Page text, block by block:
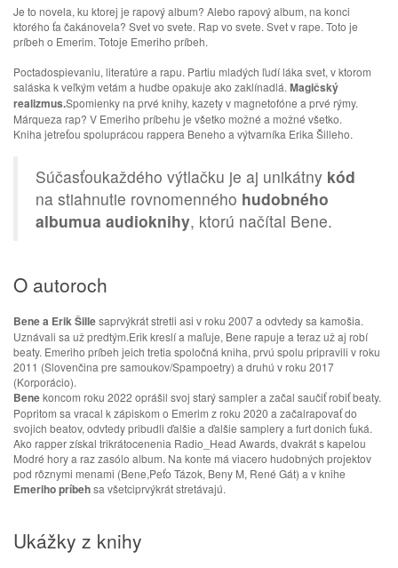
Je to novela, ku ktorej je rapový album? Alebo rapový album, na konci
ktorého ťa čakánovela? Svet vo svete. Rap vo svete. Svet v rape. Toto je
príbeh o Emerim. Totoje Emeriho príbeh.
Poctadospievaniu, literatúre a rapu. Partiu mladých ľudí láka svet, v ktorom
saláska k veľkým vetám a hudbe opakuje ako zaklínadlá. Magičský
realizmus.Spomienky na prvé knihy, kazety v magnetofóne a prvé rýmy.
Márqueza rap? V Emeriho príbehu je všetko možné a možné všetko.
Kniha jetreťou spoluprácou rappera Beneho a výtvarníka Erika Šilleho.
Súčasťoukaždého výtlačku je aj unikátny kód
na stiahnutie rovnomenného hudobného
albumua audioknihy, ktorú načítal Bene.
O autoroch
Bene a Erik Šillesaprvýkrát stretli asi v roku 2007 a odvtedy sa kamošia.
Uznávali sa už predtým.Erik kreslí a maľuje, Bene rapuje a teraz už aj robí
beaty. Emeriho príbeh jeich tretia spoločná kniha, prvú spolu pripravili v roku
2011 (Slovenčina pre samoukov/Spampoetry) a druhú v roku 2017
(Korporácio).
Benekoncom roku 2022 oprášil svoj starý sampler a začal saučiť robiť beaty.
Popritom sa vracal k zápiskom o Emerim z roku 2020 a začalrapovať do
svojich beatov, odvtedy pribudli ďalšie a ďalšie samplery a furt donich ťuká.
Ako rapper získal trikrátocenenia Radio_Head Awards, dvakrát s kapelou
Modré hory a raz zasólo album. Na konte má viacero hudobných projektov
pod rôznymi menami (Bene,Peťo Tázok, Beny M, René Gát) a v knihe
Emeriho príbehsa všetciprvýkrát stretávajú.
Ukážky z knihy